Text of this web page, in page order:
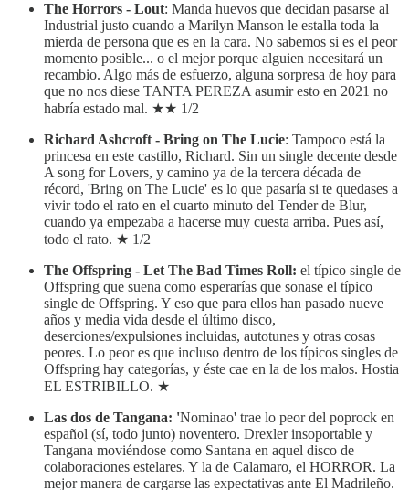
The Horrors - Lout: Manda huevos que decidan pasarse al
Industrial justo cuando a Marilyn Manson le estalla toda la
mierda de persona que es en la cara. No sabemos si es el peor
momento posible... o el mejor porque alguien necesitará un
recambio. Algo más de esfuerzo, alguna sorpresa de hoy para
que no nos diese TANTA PEREZA asumir esto en 2021 no
habría estado mal. ★★ 1/2
Richard Ashcroft - Bring on The Lucie: Tampoco está la
princesa en este castillo, Richard. Sin un single decente desde
A song for Lovers, y camino ya de la tercera década de
récord, 'Bring on The Lucie' es lo que pasaría si te quedases a
vivir todo el rato en el cuarto minuto del Tender de Blur,
cuando ya empezaba a hacerse muy cuesta arriba. Pues así,
todo el rato. ★ 1/2
The Offspring - Let The Bad Times Roll: el típico single de
Offspring que suena como esperarías que sonase el típico
single de Offspring. Y eso que para ellos han pasado nueve
años y media vida desde el último disco,
deserciones/expulsiones incluidas, autotunes y otras cosas
peores. Lo peor es que incluso dentro de los típicos singles de
Offspring hay categorías, y éste cae en la de los malos. Hostia
EL ESTRIBILLO. ★
Las dos de Tangana: 'Nominao' trae lo peor del poprock en
español (sí, todo junto) noventero. Drexler insoportable y
Tangana moviéndose como Santana en aquel disco de
colaboraciones estelares. Y la de Calamaro, el HORROR. La
mejor manera de cargarse las expectativas ante El Madrileño.